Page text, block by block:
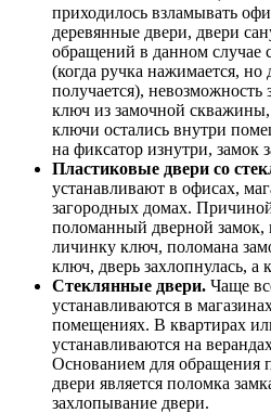
приходилось взламывать
деревянные двери, двери
обращений в данном случае
(когда ручка нажимается, но
получается),
ключ из замочной скважины,
ключи остались внутри
на фиксатор изнутри, замок
Пластиковые двери со
устанавливают в офисах,
загородных домах.
поломанный дверной замок,
личинку ключ, поломана
ключ, дверь захлопнулась, а
Стеклянные двери. Чаще
устанавливаются в
помещениях. В квартирах
устанавливаются на
Основанием для обращения
двери является поломка
захлопывание двери.